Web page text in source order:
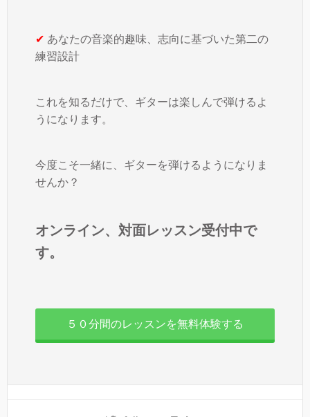
✔ あなたの音楽的趣味、志向に基づいた第二の
練習設計
これを知るだけで、ギターは楽しんで弾けるよ
うになります。
今度こそ一緒に、ギターを弾けるようになりま
せんか？
オンライン、対面レッスン受付中で
す。
５０分間のレッスンを無料体験する